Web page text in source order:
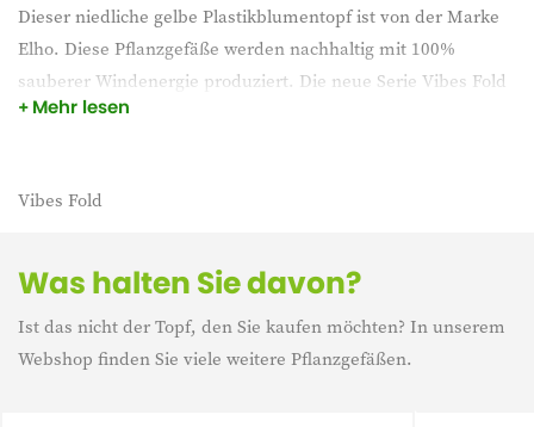
Dieser niedliche gelbe Plastikblumentopf ist von der Marke
Elho. Diese Pflanzgefäße werden nachhaltig mit 100%
sauberer Windenergie produziert. Die neue Serie Vibes Fold
hat runde Formen und ein gestreiftes Muster und lässt deine
Mehr lesen
Was halten Sie davon?
Ist das nicht der Topf, den Sie kaufen möchten? In unserem
Webshop finden Sie viele weitere Pflanzgefäßen.
Vibes Fold